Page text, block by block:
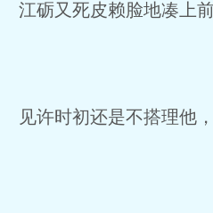
江砺又死皮赖脸地凑上
见许时初还是不搭理他，